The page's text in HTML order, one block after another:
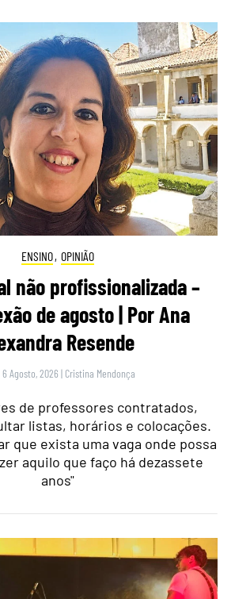
ENSINO, OPINIÃO
não profissionalizada –
de agosto | Por Ana
Resende
6 Agosto, 2026 | Cristina Mendonça
de professores contratados,
listas, horários e colocações.
que exista uma vaga onde possa
aquilo que faço há dezassete
anos"